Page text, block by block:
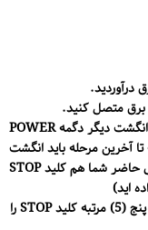
درآوردید.
برق متصل کنید.
با یک انگشت دکمه STOP را نگاه داشته و سپس با انگشت دیگر دگمه POWER
آخرین مرحله باید انگشت
از روی دکمه POWER برداشته نشود) (یعنی در حال حاضر شما هم کلید STOP
سپس انگشت خود را از روی دکمه STOP برداشته و پنج (5) مرتبه کلید STOP را